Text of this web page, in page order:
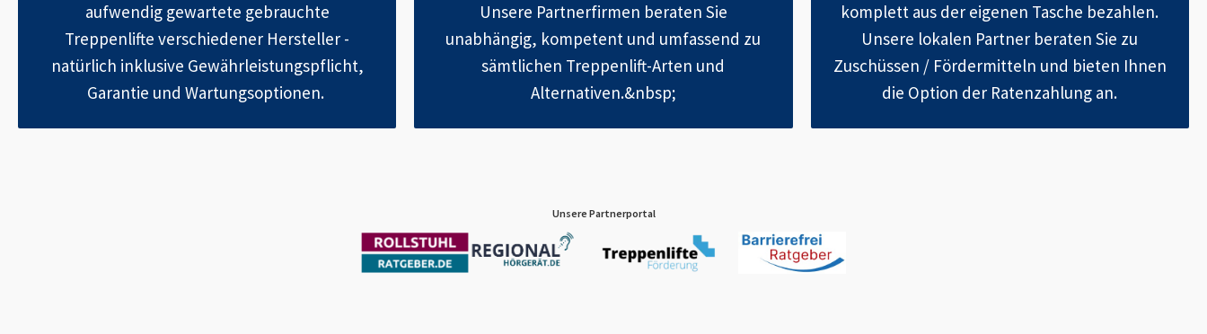
aufwendig gewartete gebrauchte
Treppenlifte verschiedener Hersteller -
natürlich inklusive Gewährleistungspflicht,
Garantie und Wartungsoptionen.
Unsere Partnerfirmen beraten Sie
unabhängig, kompetent und umfassend zu
sämtlichen Treppenlift-Arten und
Alternativen.&nbsp;
komplett aus der eigenen Tasche bezahlen.
Unsere lokalen Partner beraten Sie zu
Zuschüssen / Fördermitteln und bieten Ihnen
die Option der Ratenzahlung an.
Unsere Partnerportal